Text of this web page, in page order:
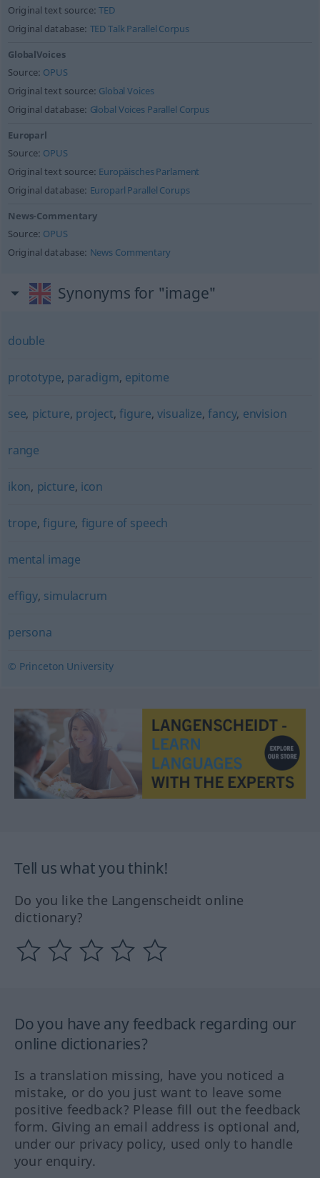
Original text source:TED
Original database: TED Talk Parallel Corpus
GlobalVoices
Source: OPUS
Original text source: Global Voices
Original database: Global Voices Parallel Corpus
Europarl
Source: OPUS
Original text source: Europäisches Parlament
Original database: Europarl Parallel Corups
News-Commentary
Source: OPUS
Original database: News Commentary
Synonyms for "image"
double
prototype, paradigm, epitome
see, picture, project,figure,visualize,fancy, envision
range
ikon, picture, icon
trope,figure, figure of speech
mental image
effigy, simulacrum
persona
© Princeton University
Tell us what you think!
Do you like the Langenscheidt online
dictionary?
Do you have any feedback regarding our
online dictionaries?
Is a translation missing, have you noticed a
mistake, or do you just want to leave some
positive feedback? Please fill out the feedback
form. Giving an email address is optional and,
under our privacy policy, used only to handle
your enquiry.